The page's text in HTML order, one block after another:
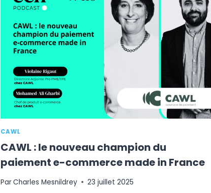
OFFRE
D’ÉMISSION
DE
EN
EUROPE
CAWL
CAWL : le nouveau champion du
paiement e-commerce made in France
ParCharles Mesnildrey 23 juillet 2025